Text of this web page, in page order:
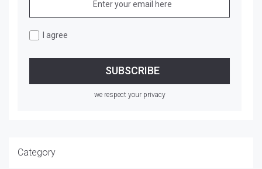
I agree
we respect your privacy
Category